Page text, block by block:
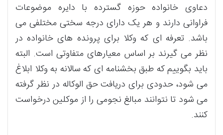
دعاوی خانواده حوزه گسترده با دایره موضوعات
فراوانی دارند و هر یک دارای درجه سختی مختلفی می
باشد. تعرفه ای که وکلا برای پرونده های خانواده در
نظر می گیرند بر اساس معیارهای متفاوتی است. البته
باید بگوییم که طبق بخشنامه ای که سالانه به وکلا ابلاغ
می شود، حدودی برای دریافت حق الوکاله در نظر گرفته
می شود تا نتوانند مبالغ نجومی را از موکلین درخواست
کنند.